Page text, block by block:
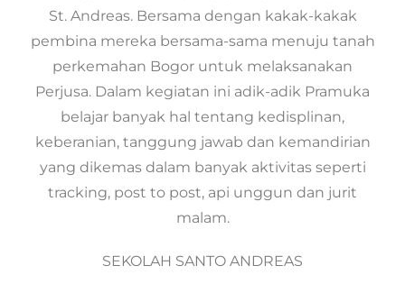
St. Andreas. Bersama dengan kakak-kakak
pembina mereka bersama-sama menuju tanah
perkemahan Bogor untuk melaksanakan
Perjusa. Dalam kegiatan ini adik-adik Pramuka
belajar banyak hal tentang kedisplinan,
keberanian, tanggung jawab dan kemandirian
yang dikemas dalam banyak aktivitas seperti
tracking, post to post, api unggun dan jurit
malam.
SEKOLAH SANTO ANDREAS